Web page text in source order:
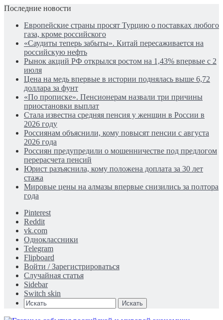
Последние новости
Европейские страны просят Турцию о поставках любого
газа, кроме российского
«Саудиты теперь забыты». Китай пересаживается на
российскую нефть
Рынок акций РФ открылся ростом на 1,43% впервые с 2
июля
Цена на медь впервые в истории поднялась выше 6,72
доллара за фунт
«По прописке». Пенсионерам назвали три причины
приостановки выплат
Стала известна средняя пенсия у женщин в России в
2026 году
Россиянам объяснили, кому повысят пенсии с августа
2026 года
Россиян предупредили о мошенничестве под предлогом
перерасчета пенсий
Юрист разъяснила, кому положена доплата за 30 лет
стажа
Мировые цены на алмазы впервые снизились за полтора
года
Pinterest
Reddit
vk.com
Одноклассники
Telegram
Flipboard
Войти / Зарегистрироваться
Случайная статья
Sidebar
Switch skin
Искать